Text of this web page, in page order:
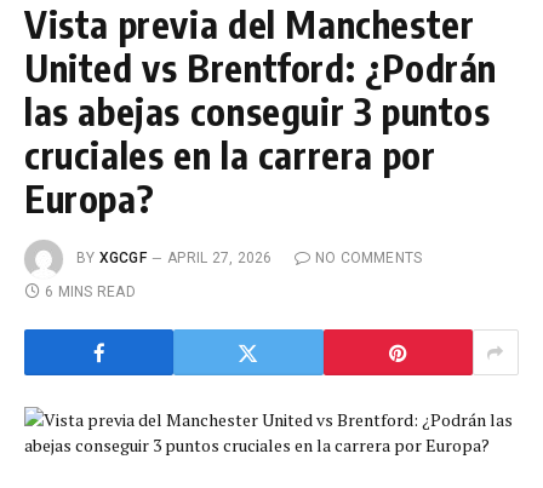
Vista previa del Manchester
United vs Brentford: ¿Podrán
las abejas conseguir 3 puntos
cruciales en la carrera por
Europa?
BY XGCGF APRIL 27, 2026
NO COMMENTS
6 MINS READ